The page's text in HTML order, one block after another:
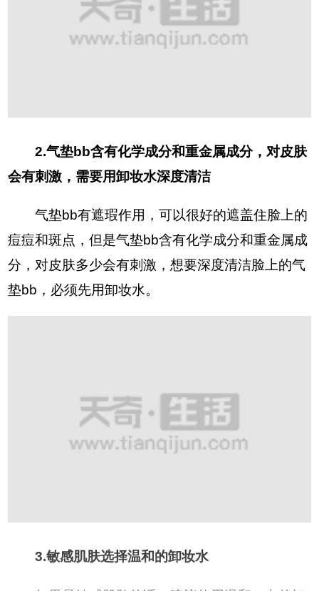
2.气垫bb含有化学成分和重金属成分，对皮肤
会有刺激，需要用卸妆水深度清洁
气垫bb有遮瑕作用，可以很好的遮盖住脸上的
痘痘和斑点，但是气垫bb含有化学成分和重金属成
分，对皮肤多少会有刺激，想要深度清洁脸上的气
垫bb，必须先用卸妆水。
3.敏感肌肤选择温和的卸妆水